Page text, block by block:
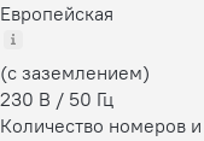
Европейская
(с заземлением)
230 В / 50 Гц
Количество номеров